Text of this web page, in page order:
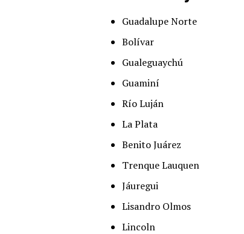
Guadalupe Norte
Bolívar
Gualeguaychú
Guaminí
Río Luján
La Plata
Benito Juárez
Trenque Lauquen
Jáuregui
Lisandro Olmos
Lincoln